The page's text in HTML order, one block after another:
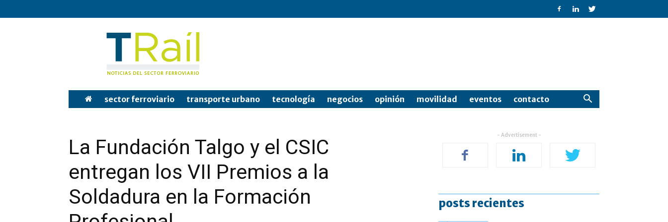
Tren
sector ferroviario transporte urbano tecnología negocios opinión movilidad eventos contacto
La Fundación Talgo y el CSIC
entregan los VII Premios a la
Soldadura en la Formación
- Advertisement -
posts recientes